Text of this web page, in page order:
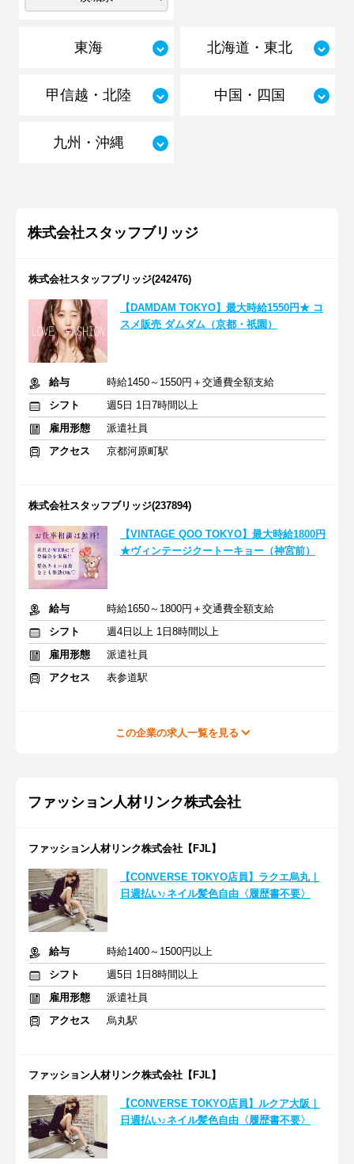
東海 北海道・東北
甲信越・北陸 中国・四国
九州・沖縄
株式会社スタッフブリッジ
株式会社スタッフブリッジ(242476)
【DAMDAM TOKYO】最大時給1550円★ コ
スメ販売 ダムダム（京都・祇園）
給与
時給1450～1550円＋交通費全額支給
シフト
週5日 1日7時間以上
雇用形態
派遣社員
アクセス
京都河原町駅
株式会社スタッフブリッジ(237894)
【VINTAGE QOO TOKYO】最大時給1800円
★ヴィンテージクートーキョー（神宮前）
給与
時給1650～1800円＋交通費全額支給
シフト
週4日以上 1日8時間以上
雇用形態
派遣社員
アクセス
表参道駅
この企業の求人一覧を見る
ファッション人材リンク株式会社
ファッション人材リンク株式会社【FJL】
【CONVERSE TOKYO店員】ラクエ烏丸｜
日週払い♪ネイル髪色自由〈履歴書不要〉
給与
時給1400～1500円以上
シフト
週5日 1日8時間以上
雇用形態
派遣社員
アクセス
烏丸駅
ファッション人材リンク株式会社【FJL】
【CONVERSE TOKYO店員】ルクア大阪｜
日週払い♪ネイル髪色自由〈履歴書不要〉